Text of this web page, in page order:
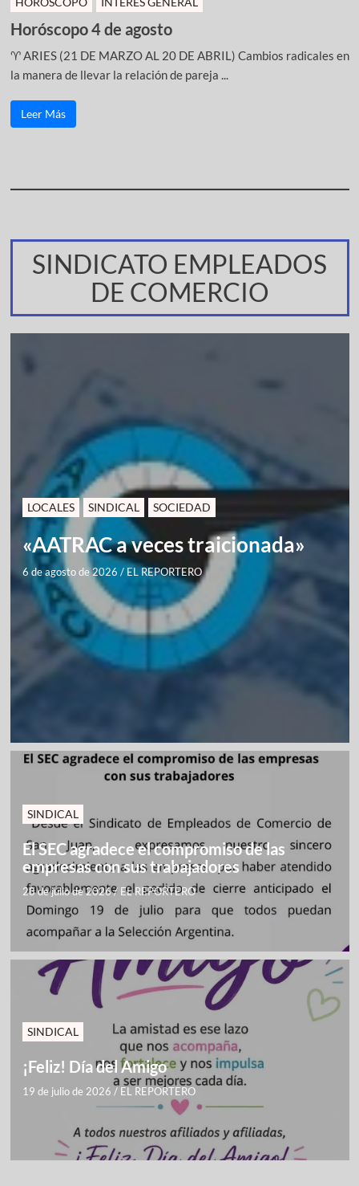
Horóscopo 4 de agosto
♈ ARIES (21 DE MARZO AL 20 DE ABRIL) Cambios radicales en
la manera de llevar la relación de pareja ...
Leer Más
SINDICATO EMPLEADOS
DE COMERCIO
LOCALES SINDICAL SOCIEDAD
«AATRAC a veces traicionada»
6 de agosto de 2026 / EL REPORTERO
SINDICAL
El SEC agradece el compromiso de las
empresas con sus trabajadores
28 de julio de 2026/ EL REPORTERO
SINDICAL
¡Feliz! Día del Amigo
19 de julio de 2026 / EL REPORTERO